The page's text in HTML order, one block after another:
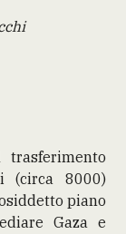
(circa 8000)
piano
Gaza e